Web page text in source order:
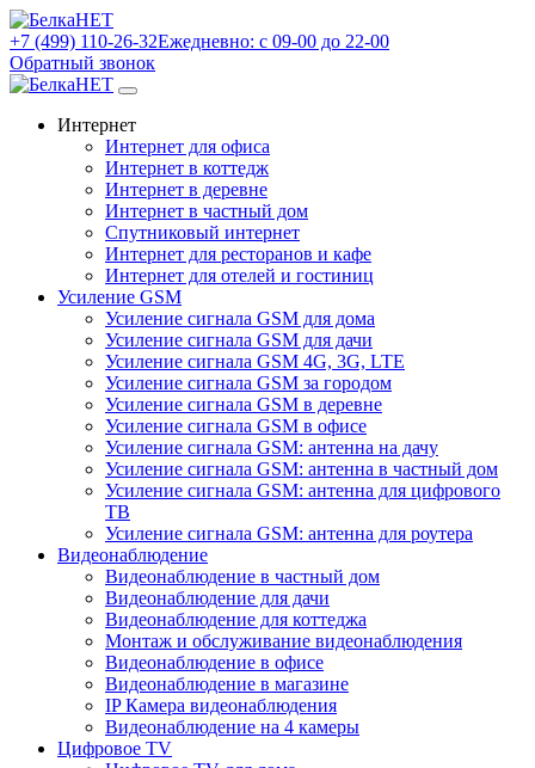
+7 (499) 110-26-32Ежедневно: с 09-00 до 22-00
Обратный звонок
Интернет
Интернет для офиса
Интернет в коттедж
Интернет в деревне
Интернет в частный дом
Спутниковый интернет
Интернет для ресторанов и кафе
Интернет для отелей и гостиниц
Усиление GSM
Усиление сигнала GSM для дома
Усиление сигнала GSM для дачи
Усиление сигнала GSM 4G, 3G, LTE
Усиление сигнала GSM за городом
Усиление сигнала GSM в деревне
Усиление сигнала GSM в офисе
Усиление сигнала GSM: антенна на дачу
Усиление сигнала GSM: антенна в частный дом
Усиление сигнала GSM: антенна для цифрового
ТВ
Усиление сигнала GSM: антенна для роутера
Видеонаблюдение
Видеонаблюдение в частный дом
Видеонаблюдение для дачи
Видеонаблюдение для коттеджа
Монтаж и обслуживание видеонаблюдения
Видеонаблюдение в офисе
Видеонаблюдение в магазине
IP Камера видеонаблюдения
Видеонаблюдение на 4 камеры
Цифровое TV